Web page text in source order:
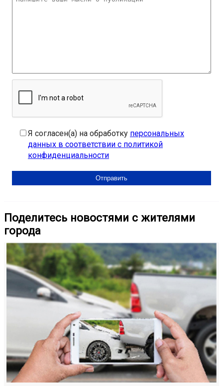
Я согласен(а) на обработку персональных
данных в соответствии с политикой
конфиденциальности
Поделитесь новостями с жителями
города